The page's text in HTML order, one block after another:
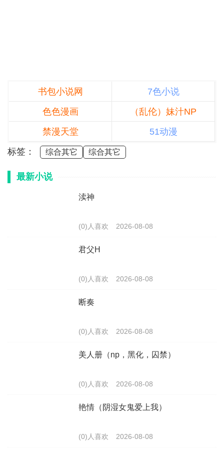
书包小说网
7色小说
色色漫画
（乱伦）妹汁NP
禁漫天堂
51动漫
标签：
综合其它 综合其它
最新小说
渎神
(0)人喜欢 2026-08-08
君父H
(0)人喜欢 2026-08-08
断奏
(0)人喜欢 2026-08-08
美人册（np，黑化，囚禁）
(0)人喜欢 2026-08-08
艳情（阴湿女鬼爱上我）
(0)人喜欢 2026-08-08